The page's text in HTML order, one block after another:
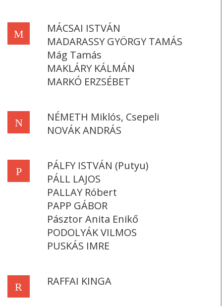
M
MÁCSAI ISTVÁN
MADARASSY GYÖRGY TAMÁS
Mág Tamás
MAKLÁRY KÁLMÁN
MARKÓ ERZSÉBET
N
NÉMETH Miklós, Csepeli
NOVÁK ANDRÁS
P
PÁLFY ISTVÁN (Putyu)
PÁLL LAJOS
PALLAY Róbert
PAPP GÁBOR
Pásztor Anita Enikő
PODOLYÁK VILMOS
PUSKÁS IMRE
R RAFFAI KINGA